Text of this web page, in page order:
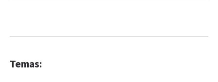
Temas: